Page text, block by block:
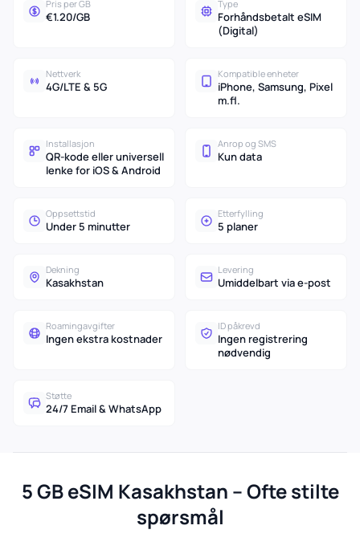
Pris per GB
€1.20/GB
Type
Forhåndsbetalt eSIM
(Digital)
Nettverk
4G/LTE & 5G
Kompatible enheter
iPhone, Samsung, Pixel
m.fl.
Installasjon
QR-kode eller universell
lenke for iOS & Android
Anrop og SMS
Kun data
Oppsettstid
Under 5 minutter
Etterfylling
5 planer
Dekning
Kasakhstan
Levering
Umiddelbart via e-post
Roamingavgifter
Ingen ekstra kostnader
ID påkrevd
Ingen registrering
nødvendig
Støtte
24/7 Email & WhatsApp
5 GB eSIM Kasakhstan – Ofte stilte
spørsmål